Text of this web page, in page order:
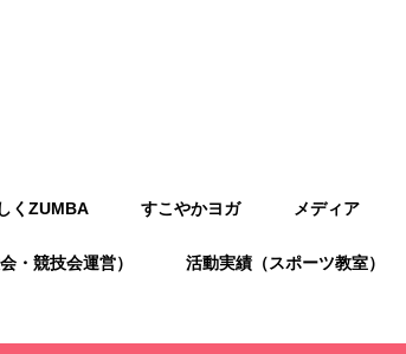
くZUMBA すこやかヨガ メディア
・競技会運営） 活動実績（スポーツ教室）